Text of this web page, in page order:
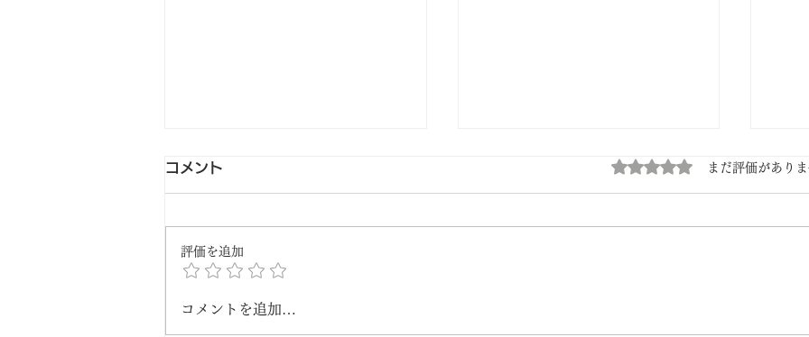
母の日 カーネーション上生菓
コメント 5つ星のうち0と評価されて
まだ評価があり
評価を追加
コメントを追加…